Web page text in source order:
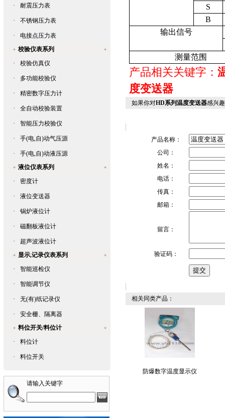
· 耐震压力表
· 不锈钢压力表
·
电接点压力表
校验仪表系列
·
校验仿真仪
· 多功能校验仪
· 精密数字压力计
· 全自动校验装置
· 智能压力校验仪
· 手(电,自)动气压源
·
手(电,自)动液压源
液位仪表系列
·
密度计
· 液位变送器
· 锅炉液位计
· 磁翻板液位计
·
超声波液位计
显示,记录仪表系列
·
智能巡检仪
· 智能调节仪
· 无(有)纸记录仪
·
安全栅、隔离器
料位开关/料位计
·
料位计
· 料位开关
请输入关键字
S
B
输出信号
测量范围
产品相关关键字：
度变送器
如果你对HD系列温度变送器感兴趣
产品名称：
公司：
姓名：
电话：
传真：
邮箱：
留言：
验证码：
相关同类产品：
防爆数字温度显示仪